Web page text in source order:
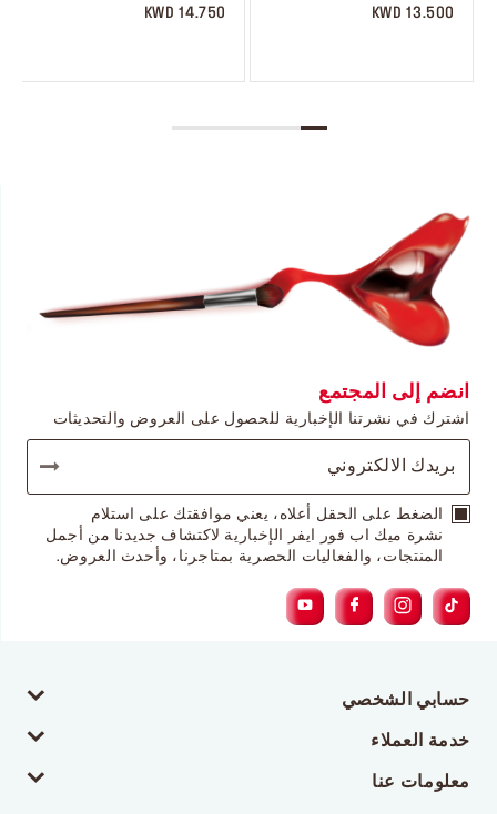
14.750 KWD 13.500 KWD
انضم إلى المجتمع
اشترك في نشرتنا الإخبارية للحصول على العروض والتحديثات
الضغط على الحقل أعلاه، يعني موافقتك على استلام
نشرة ميك اب فور ايفر الإخبارية لاكتشاف جديدنا من أجمل
المنتجات، والفعاليات الحصرية بمتاجرنا، وأحدث العروض.
حسابي الشخصي
خدمة العملاء
معلومات عنا